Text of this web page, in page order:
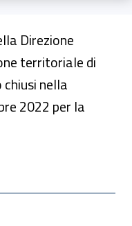
Direzione
territoriale di
nella
2022 per la